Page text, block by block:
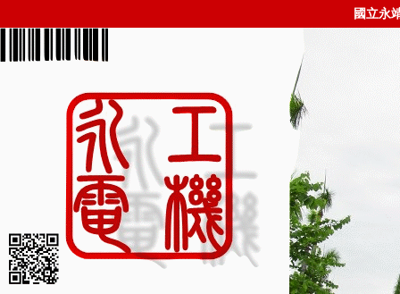
國立永